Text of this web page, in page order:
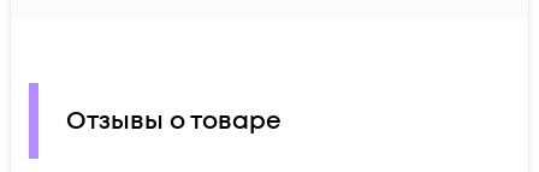
Отзывы о товаре